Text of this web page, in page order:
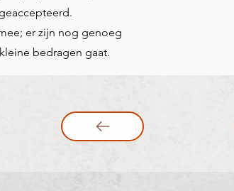
er zijn nog genoeg
bedragen gaat.